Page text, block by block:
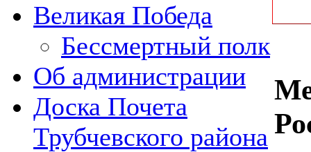
Великая Победа
Бессмертный полк
Об администрации
Доска Почета
Трубчевского района